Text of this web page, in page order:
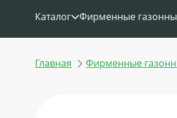
Каталог Фирменные
Главная Фирменные